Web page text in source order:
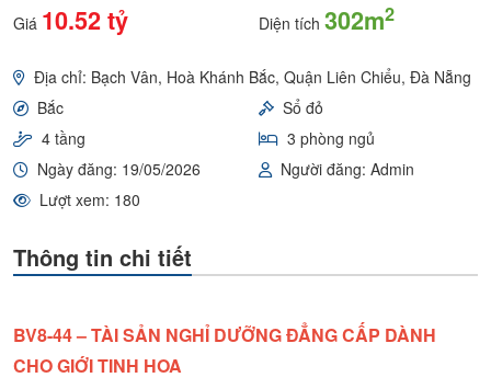
Giá 10.52 tỷ Diện tích 302m2
Địa chỉ: Bạch Vân, Hoà Khánh Bắc, Quận Liên Chiểu, Đà Nẵng
Bắc
Sổ đỏ
4 tầng
3 phòng ngủ
Ngày đăng: 19/05/2026
Người đăng: Admin
Lượt xem: 180
Thông tin chi tiết
BV8-44 – TÀI SẢN NGHỈ DƯỠNG ĐẲNG CẤP DÀNH
CHO GIỚI TINH HOA